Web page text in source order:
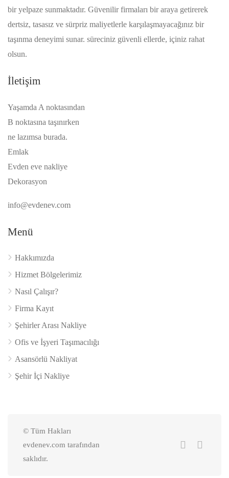
bir yelpaze sunmaktadır. Güvenilir firmaları bir araya getirerek
dertsiz, tasasız ve sürpriz maliyetlerle karşılaşmayacağınız bir
taşınma deneyimi sunar. süreciniz güvenli ellerde, içiniz rahat
olsun.
İletişim
Yaşamda A noktasından
B noktasına taşınırken
ne lazımsa burada.
Emlak
Evden eve nakliye
Dekorasyon
info@evdenev.com
Menü
Hakkımızda
Hizmet Bölgelerimiz
Nasıl Çalışır?
Firma Kayıt
Şehirler Arası Nakliye
Ofis ve İşyeri Taşımacılığı
Asansörlü Nakliyat
Şehir İçi Nakliye
© Tüm Hakları
evdenev.com tarafından
saklıdır.